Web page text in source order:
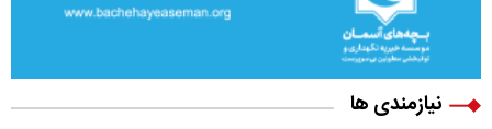
نیازمندی ها